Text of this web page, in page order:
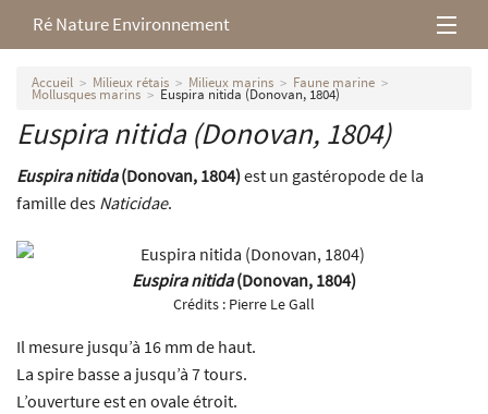
Ré Nature Environnement
L’association
Milieux rétais
Nos parutions
Accueil Milieux rétais Milieux marins Faune marine
Mollusques marins Euspira nitida (Donovan, 1804)
Euspira nitida(Donovan, 1804)
Euspira nitida(Donovan, 1804)est un gastéropode de la
famille des Naticidae.
Euspira nitida(Donovan, 1804)
Crédits : Pierre Le Gall
Il mesure jusqu’à 16 mm de haut.
La spire basse a jusqu’à 7 tours.
L’ouverture est en ovale étroit.